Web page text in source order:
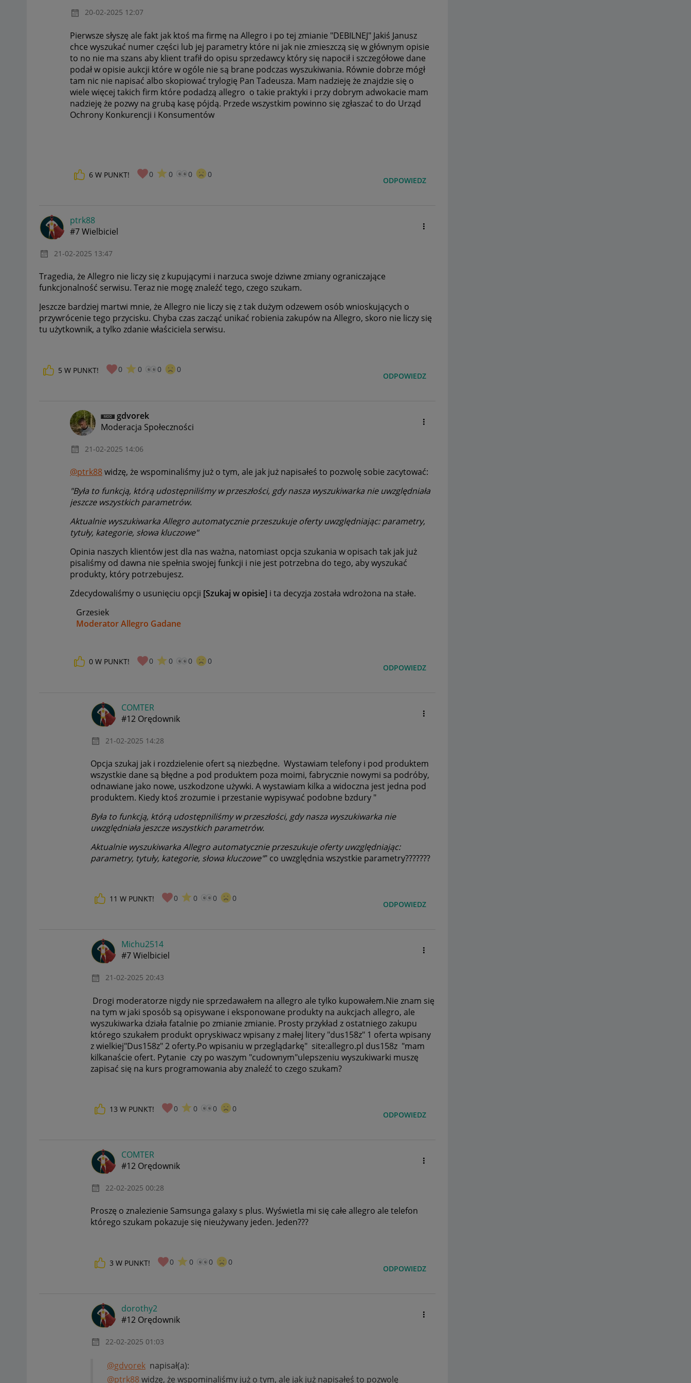
‎20-02-2025 12:07
Pierwsze słyszę ale fakt jak ktoś ma firmę na Allegro i po tej zmianie "DEBILNEJ" Jakiś Janusz
chce wyszukać numer części lub jej parametry które ni jak nie zmieszczą się w głównym opisie
to no nie ma szans aby klient trafił do opisu sprzedawcy który się napocił i szczegółowe dane
podał w opisie aukcji które w ogóle nie są brane podczas wyszukiwania. Równie dobrze mógł
tam nic nie napisać albo skopiować trylogię Pan Tadeusza. Mam nadzieję że znajdzie się o
wiele więcej takich firm które podadzą allegro o takie praktyki i przy dobrym adwokacie mam
nadzieję że pozwy na grubą kasę pójdą. Przede wszystkim powinno się zgłaszać to do Urząd
Ochrony Konkurencji i Konsumentów
6 W PUNKT! 0 0 0 0
ODPOWIEDZ
ptrk88
#7 Wielbiciel
‎21-02-2025 13:47
Tragedia, że Allegro nie liczy się z kupującymi i narzuca swoje dziwne zmiany ograniczające
funkcjonalność serwisu. Teraz nie mogę znaleźć tego, czego szukam.
Jeszcze bardziej martwi mnie, że Allegro nie liczy się z tak dużym odzewem osób wnioskujących o
przywrócenie tego przycisku. Chyba czas zacząć unikać robienia zakupów na Allegro, skoro nie liczy się
tu użytkownik, a tylko zdanie właściciela serwisu.
5 W PUNKT! 0 0 0 0
ODPOWIEDZ
gdvorek
Moderacja Społeczności
‎21-02-2025 14:06
@ptrk88widzę, że wspominaliśmy już o tym, ale jak już napisałeś to pozwolę sobie zacytować:
"Była to funkcją, którą udostępniliśmy w przeszłości, gdy nasza wyszukiwarka nie uwzględniała
jeszcze wszystkich parametrów.
Aktualnie wyszukiwarka Allegro automatycznie przeszukuje oferty uwzględniając: parametry,
tytuły, kategorie, słowa kluczowe"
Opinia naszych klientów jest dla nas ważna, natomiast opcja szukania w opisach tak jak już
pisaliśmy od dawna nie spełnia swojej funkcji i nie jest potrzebna do tego, aby wyszukać
produkty, który potrzebujesz.
Zdecydowaliśmy o usunięciu opcji [Szukaj w opisie] i ta decyzja została wdrożona na stałe.
Grzesiek
Moderator Allegro Gadane
0 W PUNKT! 0 0 0 0
ODPOWIEDZ
COMTER
#12 Orędownik
‎21-02-2025 14:28
Opcja szukaj jak i rozdzielenie ofert są niezbędne. Wystawiam telefony i pod produktem
wszystkie dane są błędne a pod produktem poza moimi, fabrycznie nowymi sa podróby,
odnawiane jako nowe, uszkodzone używki. A wystawiam kilka a widoczna jest jedna pod
produktem. Kiedy ktoś zrozumie i przestanie wypisywać podobne bzdury "
Była to funkcją, którą udostępniliśmy w przeszłości, gdy nasza wyszukiwarka nie
uwzględniała jeszcze wszystkich parametrów.
Aktualnie wyszukiwarka Allegro automatycznie przeszukuje oferty uwzględniając:
parametry, tytuły, kategorie, słowa kluczowe"" co uwzględnia wszystkie parametry???????
11 W PUNKT! 0 0 0 0
ODPOWIEDZ
Michu2514
#7 Wielbiciel
‎21-02-2025 20:43
Drogi moderatorze nigdy nie sprzedawałem na allegro ale tylko kupowałem.Nie znam się
na tym w jaki sposób są opisywane i eksponowane produkty na aukcjach allegro, ale
wyszukiwarka działa fatalnie po zmianie zmianie. Prosty przykład z ostatniego zakupu
którego szukałem produkt opryskiwacz wpisany z małej litery "dus158z" 1 oferta wpisany
z wielkiej"Dus158z" 2 oferty.Po wpisaniu w przeglądarkę" site:allegro.pl dus158z "mam
kilkanaście ofert. Pytanie czy po waszym "cudownym"ulepszeniu wyszukiwarki muszę
zapisać się na kurs programowania aby znaleźć to czego szukam?
13 W PUNKT! 0 0 0 0
ODPOWIEDZ
COMTER
#12 Orędownik
‎22-02-2025 00:28
Proszę o znalezienie Samsunga galaxy s plus. Wyświetla mi się całe allegro ale telefon
którego szukam pokazuje się nieużywany jeden. Jeden???
3 W PUNKT! 0 0 0 0
ODPOWIEDZ
dorothy2
#12 Orędownik
‎22-02-2025 01:03
@gdvorek napisał(a):
@ptrk88widzę, że wspominaliśmy już o tym, ale jak już napisałeś to pozwolę